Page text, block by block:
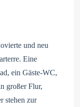
und neu
Eine
ein Gäste-WC,
großer Flur,
stehen zur